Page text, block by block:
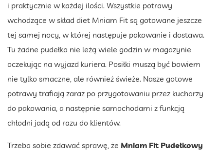
i praktycznie w każdej ilości. Wszystkie potrawy
wchodzące w skład diet Mniam Fit są gotowane jeszcze
tej samej nocy, w której następuje pakowanie i dostawa.
Tu żadne pudełka nie leżą wiele godzin w magazynie
oczekując na wyjazd kuriera. Posiłki muszą być bowiem
nie tylko smaczne, ale również świeże. Nasze gotowe
potrawy trafiają zaraz po przygotowaniu przez kucharzy
do pakowania, a następnie samochodami z funkcją
chłodni jadą od razu do klientów.
Trzeba sobie zdawać sprawę, że Mniam Fit Pudełkowy